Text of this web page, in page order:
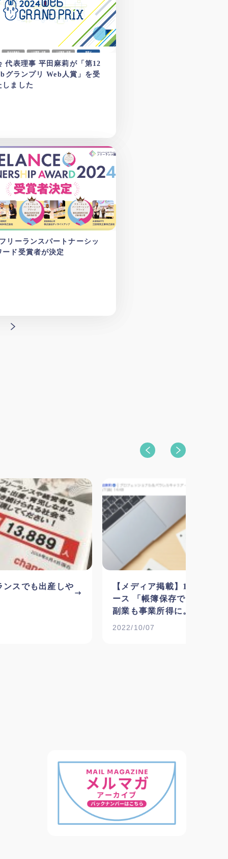
代表理事 平田麻莉が「第12
グランプリ Web人賞」を受
しました
リーランスパートナーシッ
ード受賞者が決定
ンスでも出産しや
【メディア掲載】10/7
ース 「帳簿保存で300万円以
副業も事業所得に。フリー
安堵の声」
2022/10/07